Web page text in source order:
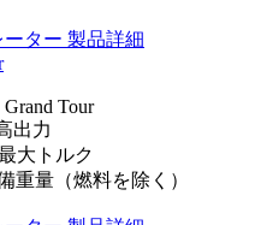
ーター 製品詳細
Tour
出力
大トルク
重量（燃料を除く）